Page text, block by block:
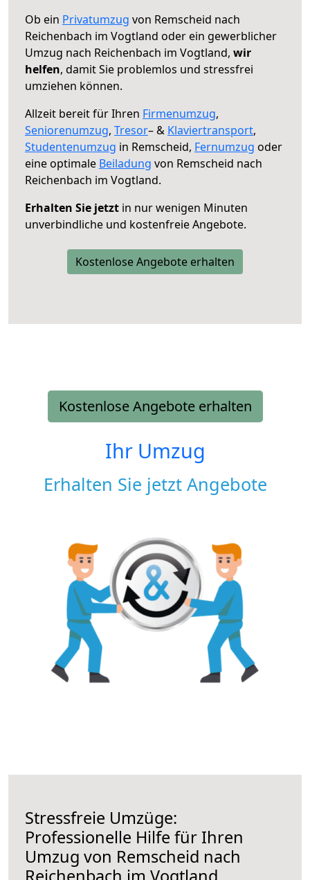
Ob ein Privatumzug von Remscheid nach
Reichenbach im Vogtland oder ein gewerblicher
Umzug nach Reichenbach im Vogtland, wir
helfen, damit Sie problemlos und stressfrei
umziehen können.
Allzeit bereit für Ihren Firmenumzug,
Seniorenumzug, Tresor– & Klaviertransport,
Studentenumzug in Remscheid, Fernumzug oder
eine optimale Beiladung von Remscheid nach
Reichenbach im Vogtland.
Erhalten Sie jetzt in nur wenigen Minuten
unverbindliche und kostenfreie Angebote.
Kostenlose Angebote erhalten
Kostenlose Angebote erhalten
Ihr Umzug
Erhalten Sie jetzt Angebote
Stressfreie Umzüge:
Professionelle Hilfe für Ihren
Umzug von Remscheid nach